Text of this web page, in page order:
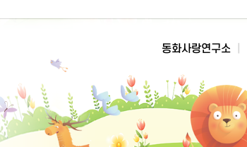
동화사랑연구소